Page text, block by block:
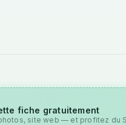
fiche gratuitement
site web — et profitez du